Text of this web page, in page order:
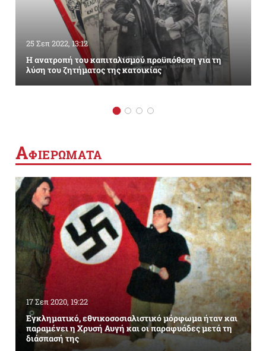
25 Σεπ 2022, 13:12
Η ανατροπή του καπιταλισμού προϋπόθεση για τη
λύση του ζητήματος της κατοικίας
ΑΦΙΕΡΩΜΑΤΑ
17 Σεπ 2020, 19:22
Εγκληματικό, εθνικοσοσιαλιστικό μόρφωμα ήταν και
παραμένει η Χρυσή Αυγή και οι παραφυάδες μετά τη
διάσπασή της